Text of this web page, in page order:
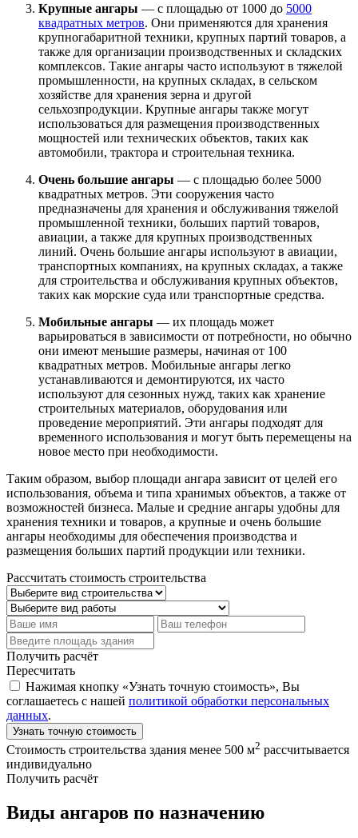
Крупные ангары — с площадью от 1000 до 5000
квадратных метров. Они применяются для хранения
крупногабаритной техники, крупных партий товаров, а
также для организации производственных и складских
комплексов. Такие ангары часто используют в тяжелой
промышленности, на крупных складах, в сельском
хозяйстве для хранения зерна и другой
сельхозпродукции. Крупные ангары также могут
использоваться для размещения производственных
мощностей или технических объектов, таких как
автомобили, трактора и строительная техника.
Очень большие ангары — с площадью более 5000
квадратных метров. Эти сооружения часто
предназначены для хранения и обслуживания тяжелой
промышленной техники, больших партий товаров,
авиации, а также для крупных производственных
линий. Очень большие ангары используют в авиации,
транспортных компаниях, на крупных складах, а также
для строительства и обслуживания крупных объектов,
таких как морские суда или транспортные средства.
Мобильные ангары — их площадь может
варьироваться в зависимости от потребности, но обычно
они имеют меньшие размеры, начиная от 100
квадратных метров. Мобильные ангары легко
устанавливаются и демонтируются, их часто
используют для сезонных нужд, таких как хранение
строительных материалов, оборудования или
проведение мероприятий. Эти ангары подходят для
временного использования и могут быть перемещены на
новое место при необходимости.
Таким образом, выбор площади ангара зависит от целей его
использования, объема и типа хранимых объектов, а также от
возможностей бизнеса. Малые и средние ангары удобны для
хранения техники и товаров, а крупные и очень большие
ангары необходимы для обеспечения производства и
размещения больших партий продукции или техники.
Рассчитать стоимость строительства
Получить расчёт
Пересчитать
Нажимая кнопку «Узнать точную стоимость», Вы
соглашаетесь с нашей политикой обработки персональных
данных.
Узнать точную стоимость
Стоимость строительства здания менее 500 м2 рассчитывается
индивидуально
Получить расчёт
Виды ангаров по назначению